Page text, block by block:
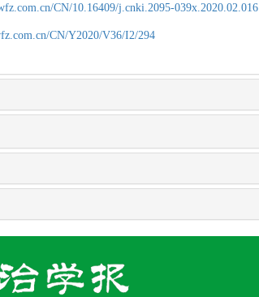
CN/10.16409/j.cnki.2095-039x.2020.02.016
CN/Y2020/V36/I2/294